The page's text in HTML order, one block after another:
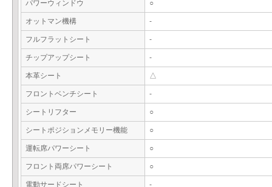
パワーウィンドウ ○
オットマン機構 -
フルフラットシート -
チップアップシート -
本革シート △
フロントベンチシート -
シートリフター ○
シートポジションメモリー機能 ○
運転席パワーシート ○
フロント両席パワーシート ○
電動サードシート -